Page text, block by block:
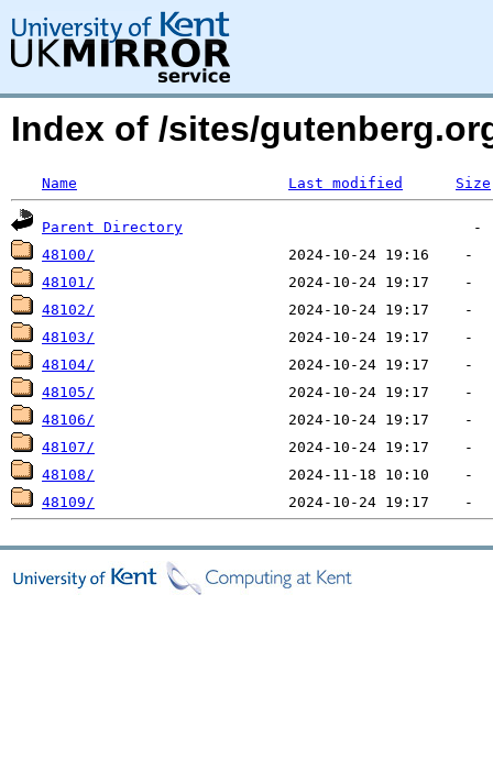
Index of /sites/
Name Last modified Size
Parent Directory
48100/
48101/
48102/
48103/
48104/
48105/
48106/
48107/
48108/
48109/